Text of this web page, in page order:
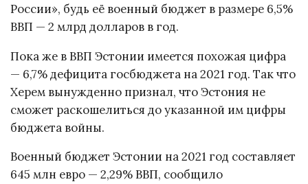
России», будь её военный бюджет в размере 6,5%
ВВП — 2 млрд долларов в год.
Пока же в ВВП Эстонии имеется похожая цифра
— 6,7% дефицита госбюджета на 2021 год. Так что
Херем вынужденно признал, что Эстония не
сможет раскошелиться до указанной им цифры
бюджета войны.
Военный бюджет Эстонии на 2021 год составляет
645 млн евро — 2,29% ВВП, сообщило